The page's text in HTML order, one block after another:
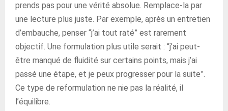
prends pas pour une vérité absolue. Remplace-la par
une lecture plus juste. Par exemple, après un entretien
d’embauche, penser “j’ai tout raté” est rarement
objectif. Une formulation plus utile serait : “j’ai peut-
être manqué de fluidité sur certains points, mais j’ai
passé une étape, et je peux progresser pour la suite”.
Ce type de reformulation ne nie pas la réalité, il
l’équilibre.